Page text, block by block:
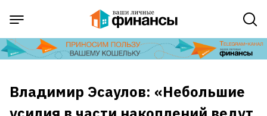
Владимир Эсаулов: «Небольшие